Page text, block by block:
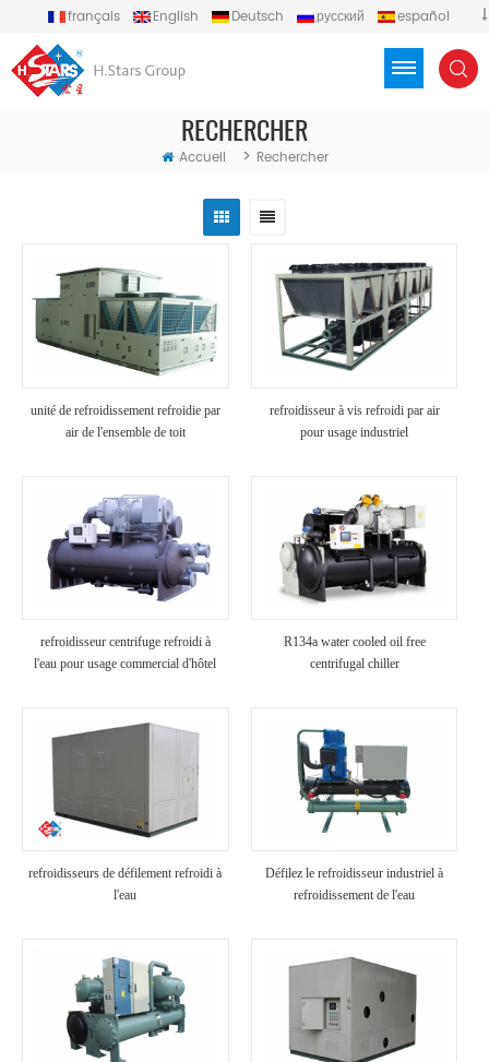
français English Deutsch русский
español
RECHERCHER
Accueil > Rechercher
unité de refroidissement refroidie par
air de l'ensemble de toit
refroidisseur à vis refroidi par air
pour usage industriel
refroidisseur centrifuge refroidi à
l'eau pour usage commercial d'hôtel
R134a water cooled oil free
centrifugal chiller
refroidisseurs de défilement refroidi à
l'eau
Défilez le refroidisseur industriel à
refroidissement de l'eau